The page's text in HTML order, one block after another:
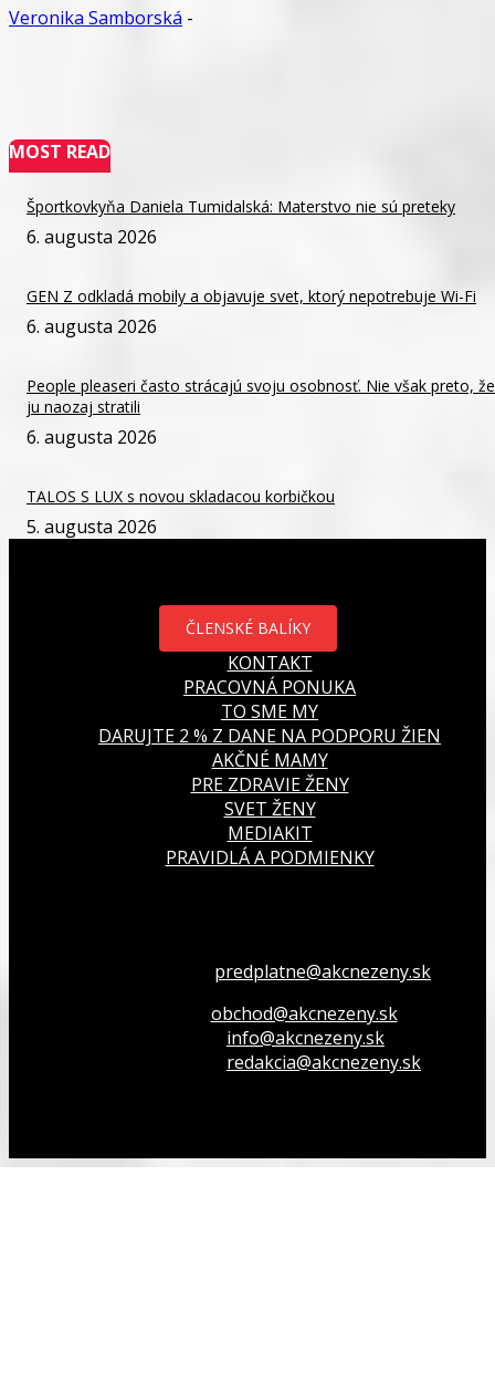
Veronika Samborská -
MOST READ
Športkovkyňa Daniela Tumidalská: Materstvo nie sú preteky
6. augusta 2026
GEN Z odkladá mobily a objavuje svet, ktorý nepotrebuje Wi-Fi
6. augusta 2026
People pleaseri často strácajú svoju osobnosť. Nie však preto,
ju naozaj stratili
6. augusta 2026
TALOS S LUX s novou skladacou korbičkou
5. augusta 2026
ČLENSKÉ BALÍKY
KONTAKT
PRACOVNÁ PONUKA
TO SME MY
DARUJTE 2 % Z DANE NA PODPORU ŽIEN
AKČNÉ MAMY
PRE ZDRAVIE ŽENY
SVET ŽENY
MEDIAKIT
PRAVIDLÁ A PODMIENKY
predplatne@akcnezeny.sk
obchod@akcnezeny.sk
info@akcnezeny.sk
redakcia@akcnezeny.sk